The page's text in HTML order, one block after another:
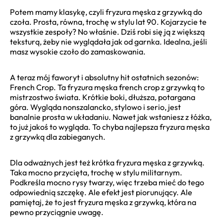
Potem mamy klasykę, czyli fryzura męska z grzywką do
czoła. Prosta, równa, trochę w stylu lat 90. Kojarzycie te
wszystkie zespoły? No właśnie. Dziś robi się ją z większą
teksturą, żeby nie wyglądała jak od garnka. Idealna, jeśli
masz wysokie czoło do zamaskowania.
A teraz mój faworyt i absolutny hit ostatnich sezonów:
French Crop. Ta fryzura męska french crop z grzywką to
mistrzostwo świata. Krótkie boki, dłuższa, potargana
góra. Wygląda nonszalancko, stylowo i serio, jest
banalnie prosta w układaniu. Nawet jak wstaniesz z łóżka,
to już jakoś to wygląda. To chyba najlepsza fryzura męska
z grzywką dla zabieganych.
Dla odważnych jest też krótka fryzura męska z grzywką.
Taka mocno przycięta, trochę w stylu militarnym.
Podkreśla mocno rysy twarzy, więc trzeba mieć do tego
odpowiednią szczękę. Ale efekt jest piorunujący. Ale
pamiętaj, że to jest fryzura męska z grzywką, która na
pewno przyciągnie uwagę.